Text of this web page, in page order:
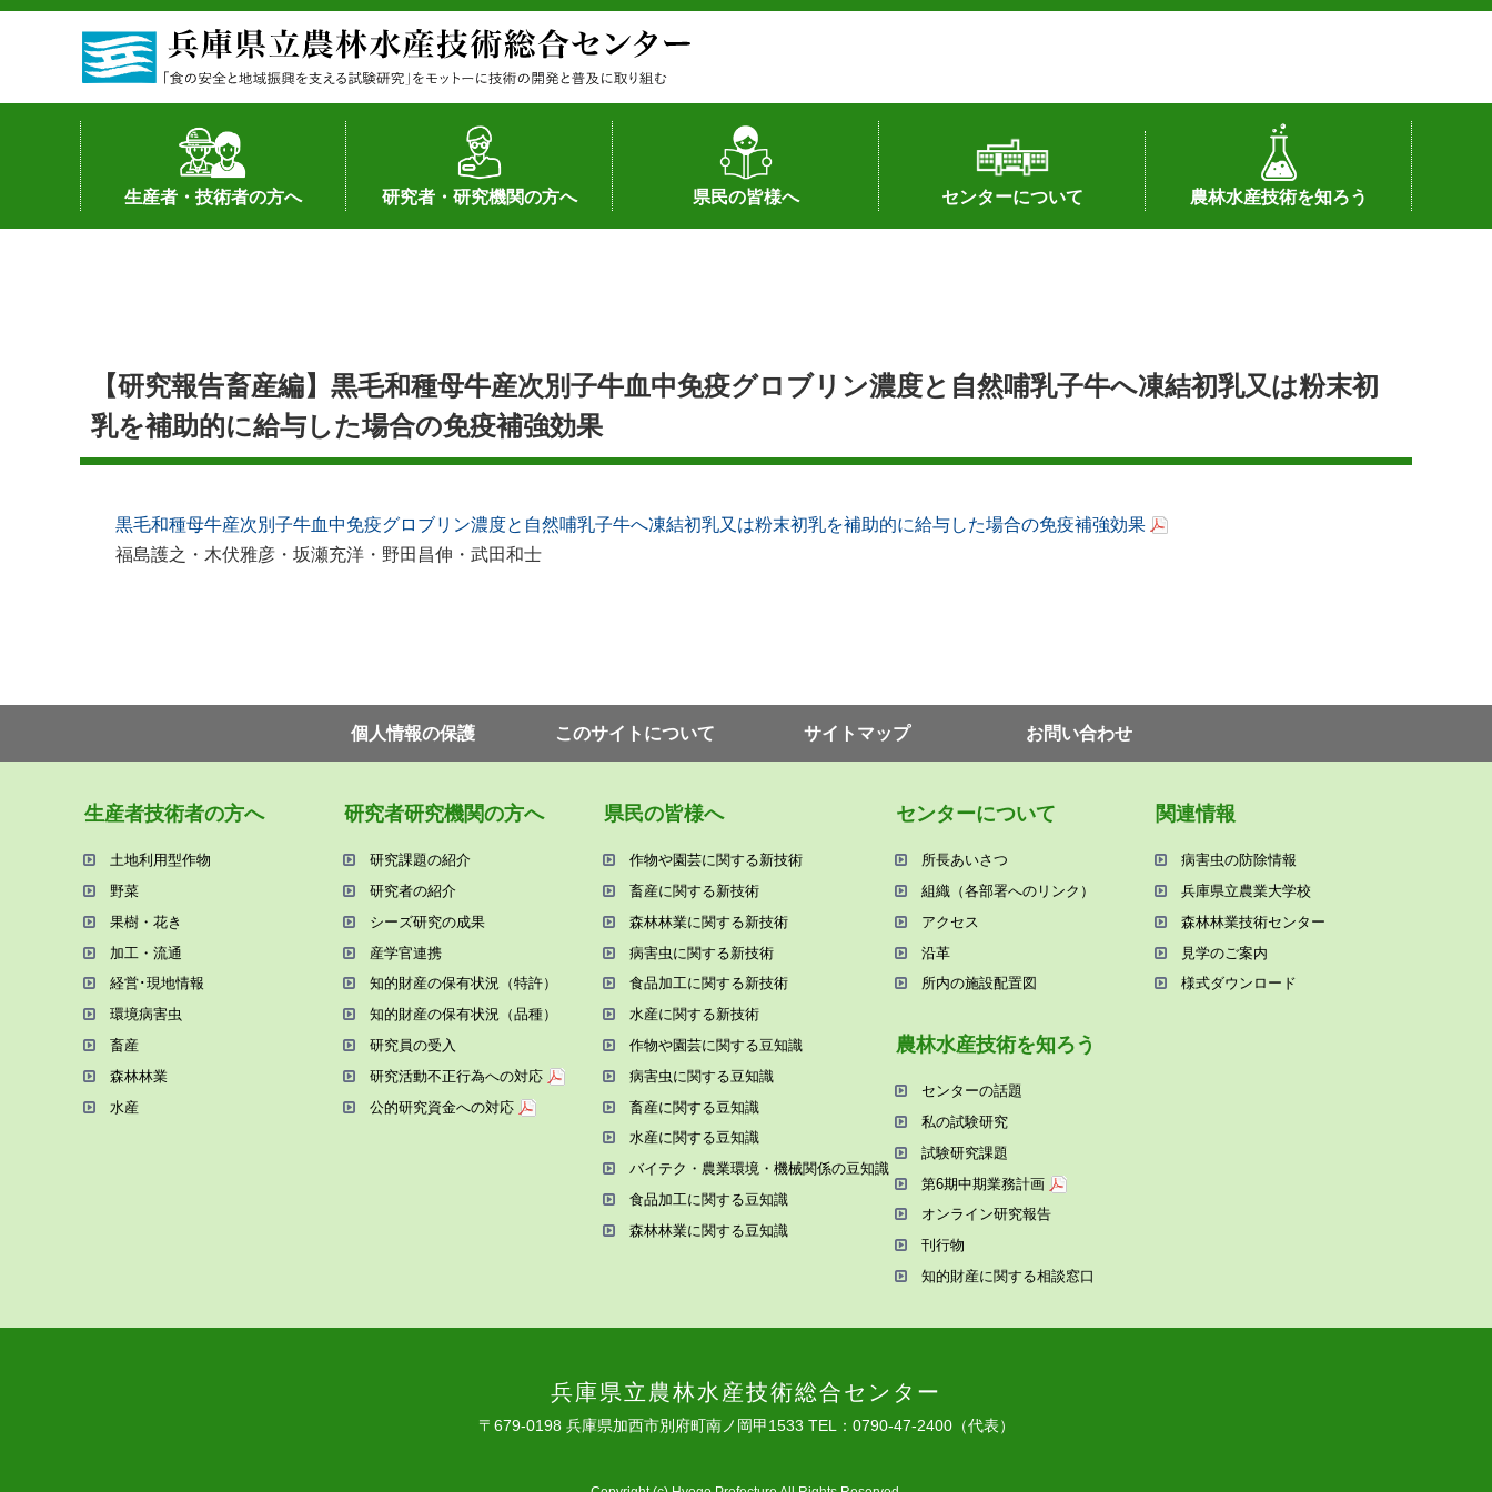
生産者・技術者の方へ
土地利用型作物
野菜
果樹・花き
加工・流通
経営･現地情報
環境病害虫
畜産
森林林業
水産
基幹種雄牛の紹介
研究者・研究機関の方へ
研究者の紹介
シーズ研究の成果
産学官連携
知的財産の保有状況（特許）
知的財産の保有状況（品種）
研究員の受入
研究活動不正行為への対応
公的研究資金への対応
県民の皆様へ
作物や園芸に関する新技術
畜産に関する新技術
森林林業に関する新技術
病害虫に関する新技術
食品加工に関する新技術
水産に関する新技術
作物や園芸に関する豆知識
病害虫に関する豆知識
畜産に関する豆知識
水産に関する豆知識
バイテク・農業環境・機械関係
食品加工に関する豆知識
森林林業に関する豆知識
センターについて
所長あいさつ
組織（各部署へのリンク）
アクセス
沿革
所内の施設配置図
農林水産技術を知ろう
センターの話題
私の試験研究
試験研究課題
第6期中期業務計画
オンライン研究報告
刊行物
知的財産に関する相談窓口
【研究報告畜産編】黒毛和種母牛産次別子牛血中免疫グロブリン濃度と自然哺乳子牛へ凍結初乳又は粉末初
乳を補助的に給与した場合の免疫補強効果
黒毛和種母牛産次別子牛血中免疫グロブリン濃度と自然哺乳子牛へ凍結初乳又は粉末初乳を補助的に給与した場合の免疫補強効果
福島護之・木伏雅彦・坂瀬充洋・野田昌伸・武田和士
個⼈情報の保護 このサイトについて サイトマップ お問い合わせ
⽣産者技術者の⽅へ
⼟地利⽤型作物
野菜
果樹・花き
加⼯・流通
経営･現地情報
環境病害⾍
畜産
森林林業
⽔産
研究者研究機関の⽅へ
研究課題の紹介
研究者の紹介
シーズ研究の成果
産学官連携
知的財産の保有状況（特許）
知的財産の保有状況（品種）
研究員の受⼊
研究活動不正⾏為への対応
公的研究資金への対応
県⺠の皆様へ
作物や園芸に関する新技術
畜産に関する新技術
森林林業に関する新技術
病害⾍に関する新技術
⾷品加⼯に関する新技術
⽔産に関する新技術
作物や園芸に関する⾖知識
病害⾍に関する⾖知識
畜産に関する⾖知識
⽔産に関する⾖知識
バイテク・農業環境・機械関係の⾖知識
⾷品加⼯に関する⾖知識
森林林業に関する⾖知識
センターについて
所⻑あいさつ
組織（各部署へのリンク）
アクセス
沿⾰
所内の施設配置図
農林⽔産技術を知ろう
センターの話題
私の試験研究
試験研究課題
第6期中期業務計画
オンライン研究報告
刊⾏物
知的財産に関する相談窓⼝
関連情報
病害⾍の防除情報
兵庫県⽴農業⼤学校
森林林業技術センター
⾒学のご案内
様式ダウンロード
兵庫県⽴農林⽔産技術総合センター
〒679-0198 兵庫県加⻄市別府町南ノ岡甲1533 TEL：0790-47-2400（代表）